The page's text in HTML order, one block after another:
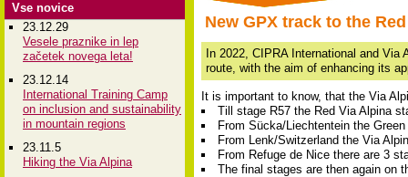
Vse novice
23.12.29
Vesele praznike in lep
začetek novega leta!
23.12.14
International Training Camp
on inclusion and sustainability
in mountain regions
23.11.5
Hiking the Via Alpina
New GPX track to the
In 2022, CIPRA International and
route, with the aim of enhancing its
It is important to know, that the Via
Till stage R57 the Red Via Alpina
From Sücka/Liechtentein the
From Lenk/Switzerland the Via
From Refuge de Nice there are 3
The final stages are then again on